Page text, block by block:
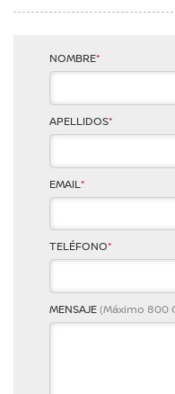
NOMBRE*
APELLIDOS*
EMAIL*
TELÉFONO*
MENSAJE (Máximo 800